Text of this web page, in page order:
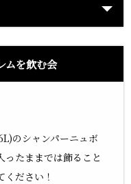
を飲む会
のシャンパーニュボ
ったままでは飾ること
ださい！